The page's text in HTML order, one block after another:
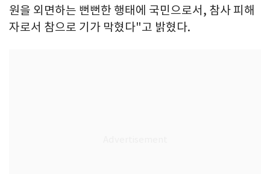
원을 외면하는 뻔뻔한 행태에 국민으로서, 참사 피해
자로서 참으로 기가 막혔다"고 밝혔다.